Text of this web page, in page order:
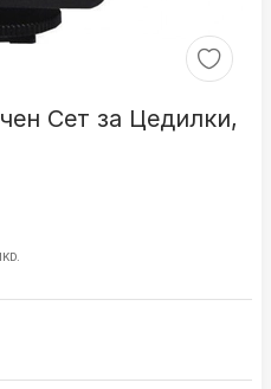
Сет за Цедилки,